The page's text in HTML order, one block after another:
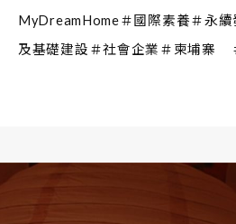
MyDreamHome＃國際素養＃永續
及基礎建設 ＃社會企業 ＃柬埔寨